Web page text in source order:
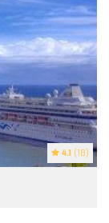
4.1 (18)